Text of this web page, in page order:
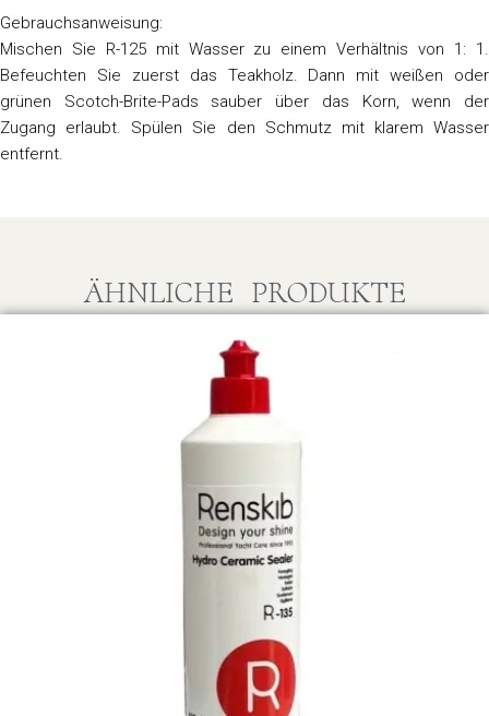
Gebrauchsanweisung:
Mischen Sie R-125 mit Wasser zu einem Verhältnis von 1: 1.
Befeuchten Sie zuerst das Teakholz. Dann mit weißen oder
grünen Scotch-Brite-Pads sauber über das Korn, wenn der
Zugang erlaubt. Spülen Sie den Schmutz mit klarem Wasser
entfernt.
ÄHNLICHE PRODUKTE